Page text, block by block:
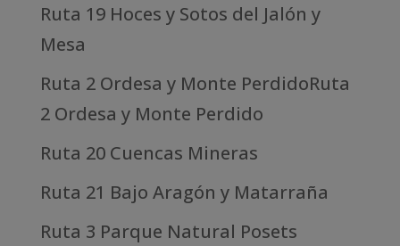
Ruta 19 Hoces y Sotos del Jalón y
Mesa
Ruta 2 Ordesa y Monte PerdidoRuta
2 Ordesa y Monte Perdido
Ruta 20 Cuencas Mineras
Ruta 21 Bajo Aragón y Matarraña
Ruta 3 Parque Natural Posets